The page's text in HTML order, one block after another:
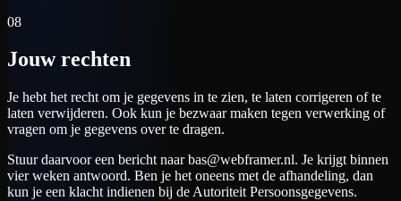
08
Jouw rechten
Je hebt het recht om je gegevens in te zien, te laten corrigeren of te
laten verwijderen. Ook kun je bezwaar maken tegen verwerking of
vragen om je gegevens over te dragen.
Stuur daarvoor een bericht naar bas@webframer.nl. Je krijgt binnen
vier weken antwoord. Ben je het oneens met de afhandeling, dan
kun je een klacht indienen bij de Autoriteit Persoonsgegevens.